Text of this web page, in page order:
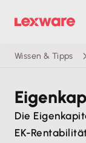
Wissen & Tipps
Die
EK-